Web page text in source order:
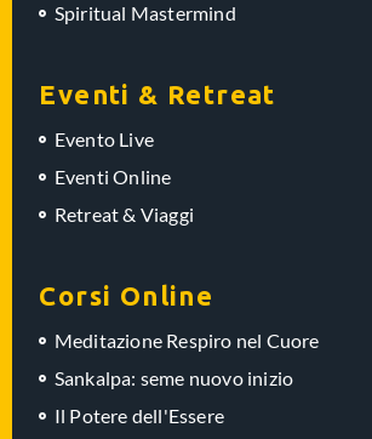
Spiritual Mastermind
Eventi & Retreat
Evento Live
Eventi Online
Retreat & Viaggi
Corsi Online
Meditazione Respiro nel Cuore
Sankalpa: seme nuovo inizio
Il Potere dell'Essere